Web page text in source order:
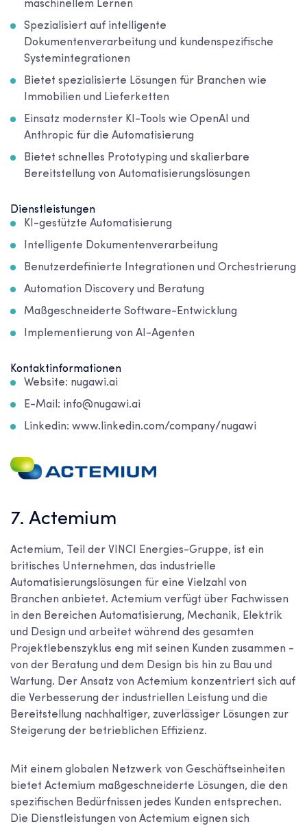
maschinellem Lernen
Spezialisiert auf intelligente
Dokumentenverarbeitung und kundenspezifische
Systemintegrationen
Bietet spezialisierte Lösungen für Branchen wie
Immobilien und Lieferketten
Einsatz modernster KI-Tools wie OpenAI und
Anthropic für die Automatisierung
Bietet schnelles Prototyping und skalierbare
Bereitstellung von Automatisierungslösungen
Dienstleistungen
KI-gestützte Automatisierung
Intelligente Dokumentenverarbeitung
Benutzerdefinierte Integrationen und Orchestrierung
Automation Discovery und Beratung
Maßgeschneiderte Software-Entwicklung
Implementierung von AI-Agenten
Kontaktinformationen
Website: nugawi.ai
E-Mail: info@nugawi.ai
Linkedin: www.linkedin.com/company/nugawi
7. Actemium
Actemium, Teil der VINCI Energies-Gruppe, ist ein
britisches Unternehmen, das industrielle
Automatisierungslösungen für eine Vielzahl von
Branchen anbietet. Actemium verfügt über Fachwissen
in den Bereichen Automatisierung, Mechanik, Elektrik
und Design und arbeitet während des gesamten
Projektlebenszyklus eng mit seinen Kunden zusammen -
von der Beratung und dem Design bis hin zu Bau und
Wartung. Der Ansatz von Actemium konzentriert sich auf
die Verbesserung der industriellen Leistung und die
Bereitstellung nachhaltiger, zuverlässiger Lösungen zur
Steigerung der betrieblichen Effizienz.
Mit einem globalen Netzwerk von Geschäftseinheiten
bietet Actemium maßgeschneiderte Lösungen, die den
spezifischen Bedürfnissen jedes Kunden entsprechen.
Die Dienstleistungen von Actemium eignen sich